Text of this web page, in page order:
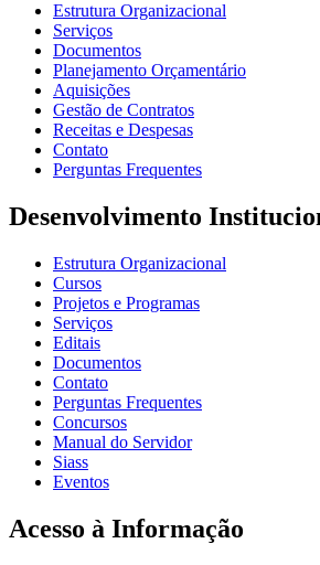
Estrutura Organizacional
Serviços
Documentos
Planejamento Orçamentário
Aquisições
Gestão de Contratos
Receitas e Despesas
Contato
Perguntas Frequentes
Desenvolvimento
Estrutura Organizacional
Cursos
Projetos e Programas
Serviços
Editais
Documentos
Contato
Perguntas Frequentes
Concursos
Manual do Servidor
Siass
Eventos
Acesso à Informação